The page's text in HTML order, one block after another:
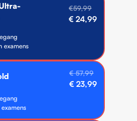
€59,99
€ 24,99
examens
€ 57,99
€ 23,99